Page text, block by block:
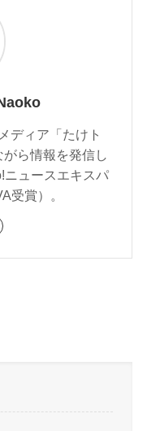
ディア「たけト
ら情報を発信し
ニュースエキスパ
受賞）。